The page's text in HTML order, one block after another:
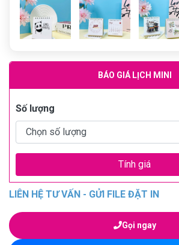
BÁO GIÁ LỊCH MINI
Số lượng
Tính giá
LIÊN HỆ TƯ VẤN - GỬI FILE ĐẶT IN
Gọi ngay